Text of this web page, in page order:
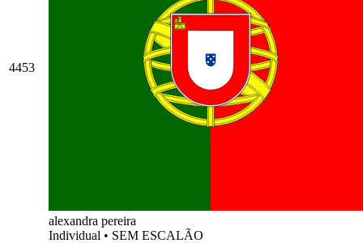
4453
alexandra pereira
Individual • SEM ESCALÃO